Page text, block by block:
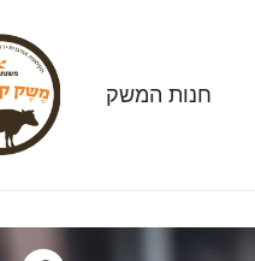
חנות המשק